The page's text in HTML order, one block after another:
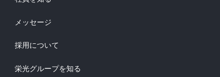
メッセージ
採用について
栄光グループを知る